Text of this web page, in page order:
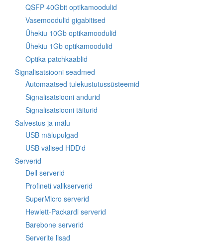
QSFP 40Gbit optikamoodulid
Vasemoodulid gigabitised
Ühekiu 10Gb optikamoodulid
Ühekiu 1Gb optikamoodulid
Optika patchkaablid
Signalisatsiooni seadmed
Automaatsed tulekustutussüsteemid
Signalisatsiooni andurid
Signalisatsiooni täiturid
Salvestus ja mälu
USB mälupulgad
USB välised HDD'd
Serverid
Dell serverid
Profineti valikserverid
SuperMicro serverid
Hewlett-Packardi serverid
Barebone serverid
Serverite lisad